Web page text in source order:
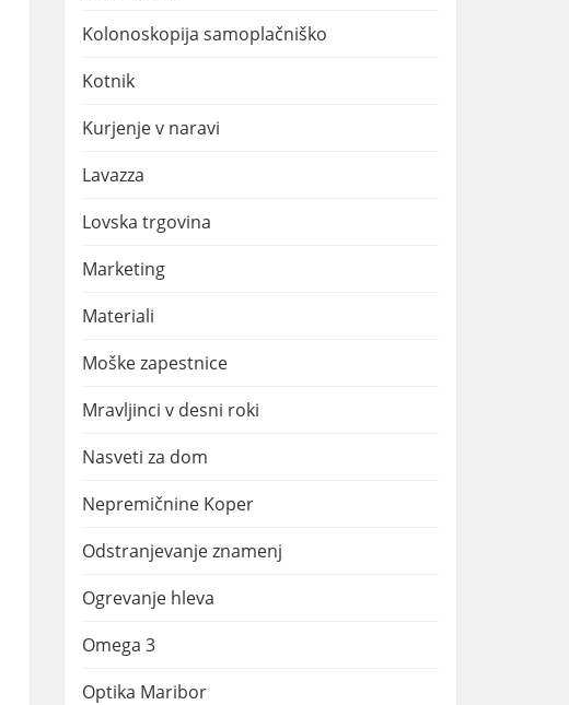
Kolonoskopija samoplačniško
Kotnik
Kurjenje v naravi
Lavazza
Lovska trgovina
Marketing
Materiali
Moške zapestnice
Mravljinci v desni roki
Nasveti za dom
Nepremičnine Koper
Odstranjevanje znamenj
Ogrevanje hleva
Omega 3
Optika Maribor